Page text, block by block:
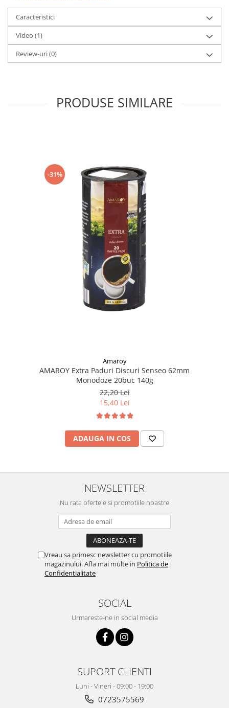
Caracteristici
Video (1)
Review-uri(0)
PRODUSE SIMILARE
-31%
Amaroy
AMAROY Extra Paduri Discuri Senseo 62mm
Monodoze 20buc 140g
22,20 Lei
15,40 Lei
ADAUGA IN COS
NEWSLETTER
Nu rata ofertele si promotiile noastre
Vreau sa primesc newsletter cu promotiile
magazinului. Afla mai multe in Politica de
Confidentialitate
SOCIAL
Urmareste-ne in social media
SUPORT CLIENTI
Luni - Vineri - 09:00 - 19:00
0723575569